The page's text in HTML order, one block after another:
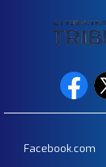
Facebook.com